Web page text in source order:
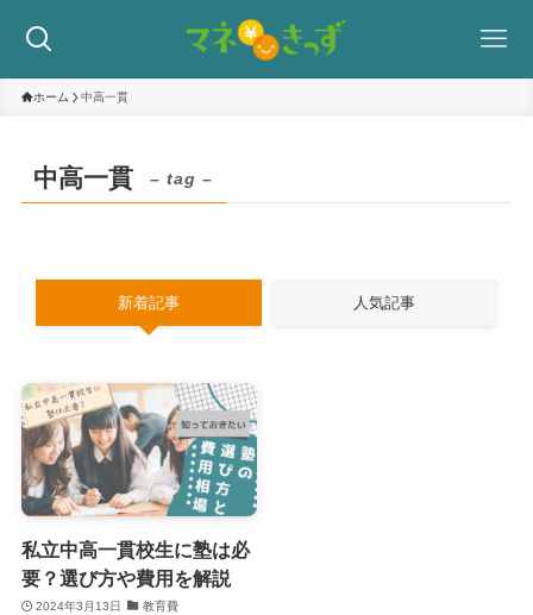
ホーム 中高一貫
中高一貫 – tag –
新着記事 人気記事
私立中高一貫校生に塾は必
要？選び方や費用を解説
2024年3月13日 教育費